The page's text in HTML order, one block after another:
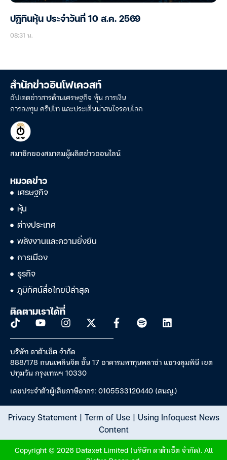
ปฏิทินหุ้น ประจำวันที่ 10 ส.ค. 2569
08:31 น.
สำนักข่าวอินโฟเควสท์
อัปเดตข่าวสารด้านเศรษฐกิจ หุ้น การเงิน
การลงทุน คริปโท และประเด็นน่าสนใจรอบโลก
สมาชิกของสมาคมผู้ผลิตข่าวออนไลน์
หมวดข่าว
เศรษฐกิจ
หุ้น
ต่างประเทศ
พลังงานและความยั่งยืน
การเมือง
ธุรกิจ
ภูมิทัศน์สื่อไทยปีล่าสุด
ติดตามเราได้ที่
บริษัท ดาต้าเซ็ต จำกัด
888/178 ถนนเพลินจิต ชั้น 17 อาคารมหาทุนพลาซ่า แขวงลุมพินี เขต
ปทุมวัน กรุงเทพฯ 10330
เลขประจำตัวผู้เสียภาษีอากร: 0105533120440 (สนญ.)
Privacy Statement| Term of Use| Using Infoquest News
Content
Copyright © 2026 Dataxet Limited (บริษัท ดาต้าเซ็ต จำกัด). All